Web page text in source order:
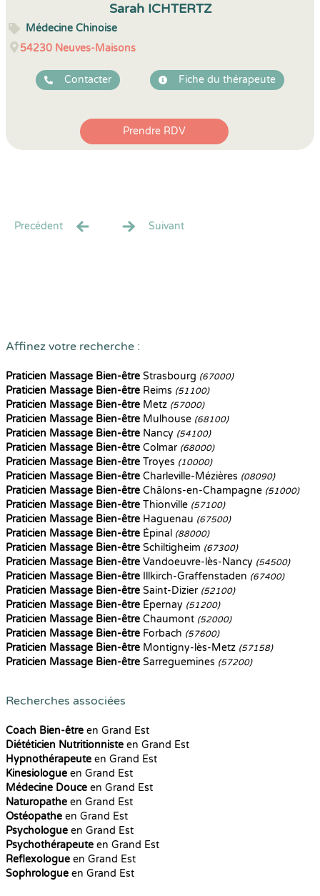
Sarah ICHTERTZ
Médecine Chinoise
54230 Neuves-Maisons
Contacter Fiche du thérapeute
Prendre RDV
Precédent Suivant
Affinez votre recherche :
Praticien Massage Bien-être Strasbourg (67000)
Praticien Massage Bien-être Reims (51100)
Praticien Massage Bien-être Metz (57000)
Praticien Massage Bien-être Mulhouse (68100)
Praticien Massage Bien-être Nancy (54100)
Praticien Massage Bien-être Colmar (68000)
Praticien Massage Bien-être Troyes (10000)
Praticien Massage Bien-être Charleville-Mézières (08090)
Praticien Massage Bien-être Châlons-en-Champagne (51000)
Praticien Massage Bien-être Thionville (57100)
Praticien Massage Bien-être Haguenau (67500)
Praticien Massage Bien-être Épinal (88000)
Praticien Massage Bien-être Schiltigheim (67300)
Praticien Massage Bien-être Vandoeuvre-lès-Nancy (54500)
Praticien Massage Bien-être Illkirch-Graffenstaden (67400)
Praticien Massage Bien-être Saint-Dizier (52100)
Praticien Massage Bien-être Épernay (51200)
Praticien Massage Bien-être Chaumont (52000)
Praticien Massage Bien-être Forbach (57600)
Praticien Massage Bien-être Montigny-lès-Metz (57158)
Praticien Massage Bien-être Sarreguemines (57200)
Recherches associées
Coach Bien-être en Grand Est
Diététicien Nutritionniste en Grand Est
Hypnothérapeute en Grand Est
Kinesiologue en Grand Est
Médecine Douce en Grand Est
Naturopathe en Grand Est
Ostéopathe en Grand Est
Psychologue en Grand Est
Psychothérapeute en Grand Est
Reflexologue en Grand Est
Sophrologue en Grand Est